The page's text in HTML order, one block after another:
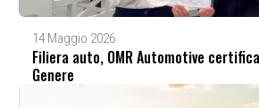
14 Maggio 2026
Filiera auto, OMR Automotive
Genere